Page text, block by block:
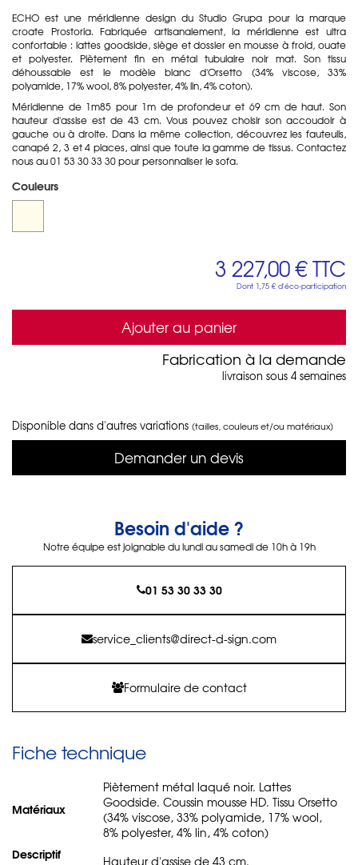
ECHO est une méridienne design du Studio Grupa pour la marque
croate Prostoria. Fabriquée artisanalement, la méridienne est ultra
confortable : lattes goodside, siège et dossier en mousse à froid, ouate
et polyester. Piètement fin en métal tubulaire noir mat. Son tissu
déhoussable est le modèle blanc d'Orsetto (34% viscose, 33%
polyamide, 17% wool, 8% polyester, 4% lin, 4% coton).
Méridienne de 1m85 pour 1m de profondeur et 69 cm de haut. Son
hauteur d'assise est de 43 cm. Vous pouvez choisir son accoudoir à
gauche ou à droite. Dans la même collection, découvrez les fauteuils,
canapé 2, 3 et 4 places, ainsi que toute la gamme de tissus. Contactez
nous au 01 53 30 33 30 pour personnaliser le sofa.
Couleurs
3 227,00 €TTC
Dont 1,75 € d'éco-participation
Ajouter au panier
Fabrication à la demande
livraison sous 4 semaines
Disponible dans d'autres variations (tailles, couleurs et/ou matériaux)
Demander un devis
Besoin d'aide ?
Notre équipe est joignable du lundi au samedi de 10h à 19h
01 53 30 33 30
service_clients@direct-d-sign.com
Formulaire de contact
Fiche technique
Matériaux
Piètement métal laqué noir. Lattes
Goodside. Coussin mousse HD. Tissu Orsetto
(34% viscose, 33% polyamide, 17% wool,
8% polyester, 4% lin, 4% coton)
Descriptif
Hauteur d'assise de 43 cm.